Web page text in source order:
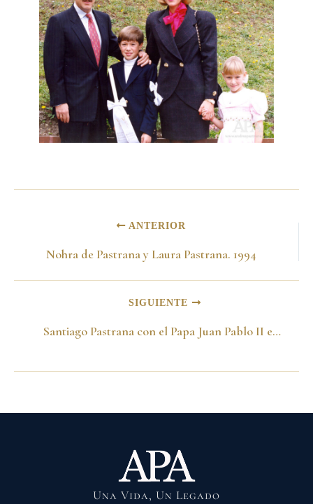
ANTERIOR
Nohra de Pastrana y Laura Pastrana. 1994
SIGUIENTE
Santiago Pastrana con el Papa Juan Pablo II en Roma
Una Vida, Un Legado